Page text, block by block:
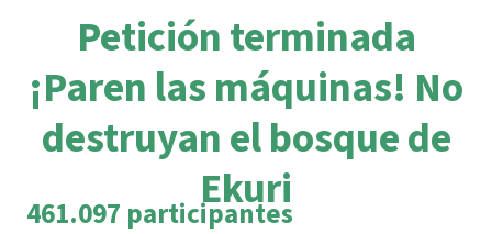
Éxitos y Noticias
Suscribirme al boletín
Prensa
Banners Salva la Selva
Temas
Clima
Madera tropical
Biodiversidad
Salva la Selva
Salva la Selva
Acerca de Salva la Selva
40 años Salva la Selva
Búsqueda
Español
Deutsch
Preguntas y Respuestas
Donar para un tema
Bienestar animal
Defensa de la selva
Donar para una región
Sudeste de Asia
Petición terminada
¡Paren las máquinas! No
destruyan el bosque de
Ekuri
461.097 participantes